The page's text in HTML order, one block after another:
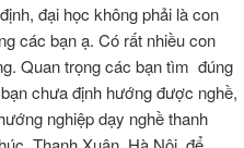
học không phải là con
các bạn ạ. Có rất nhiều con
Quan trọng các bạn tìm đúng
chưa định hướng được nghề,
nghiệp dạy nghề thanh